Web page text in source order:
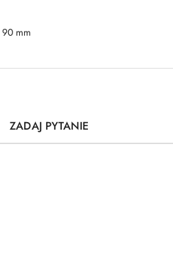
90 mm
ZADAJ PYTANIE